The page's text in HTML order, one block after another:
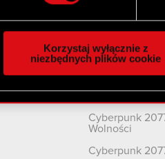
Wykorzystujemy pliki cookie do
społecznościowym,
otrzymanymi od Ciebie lub
zgadasz się na używanie plików
Korzystaj wyłącznie z
niezbędnych plików cookie
Produkty
Cyberpunk
Wolności
Cyberpunk